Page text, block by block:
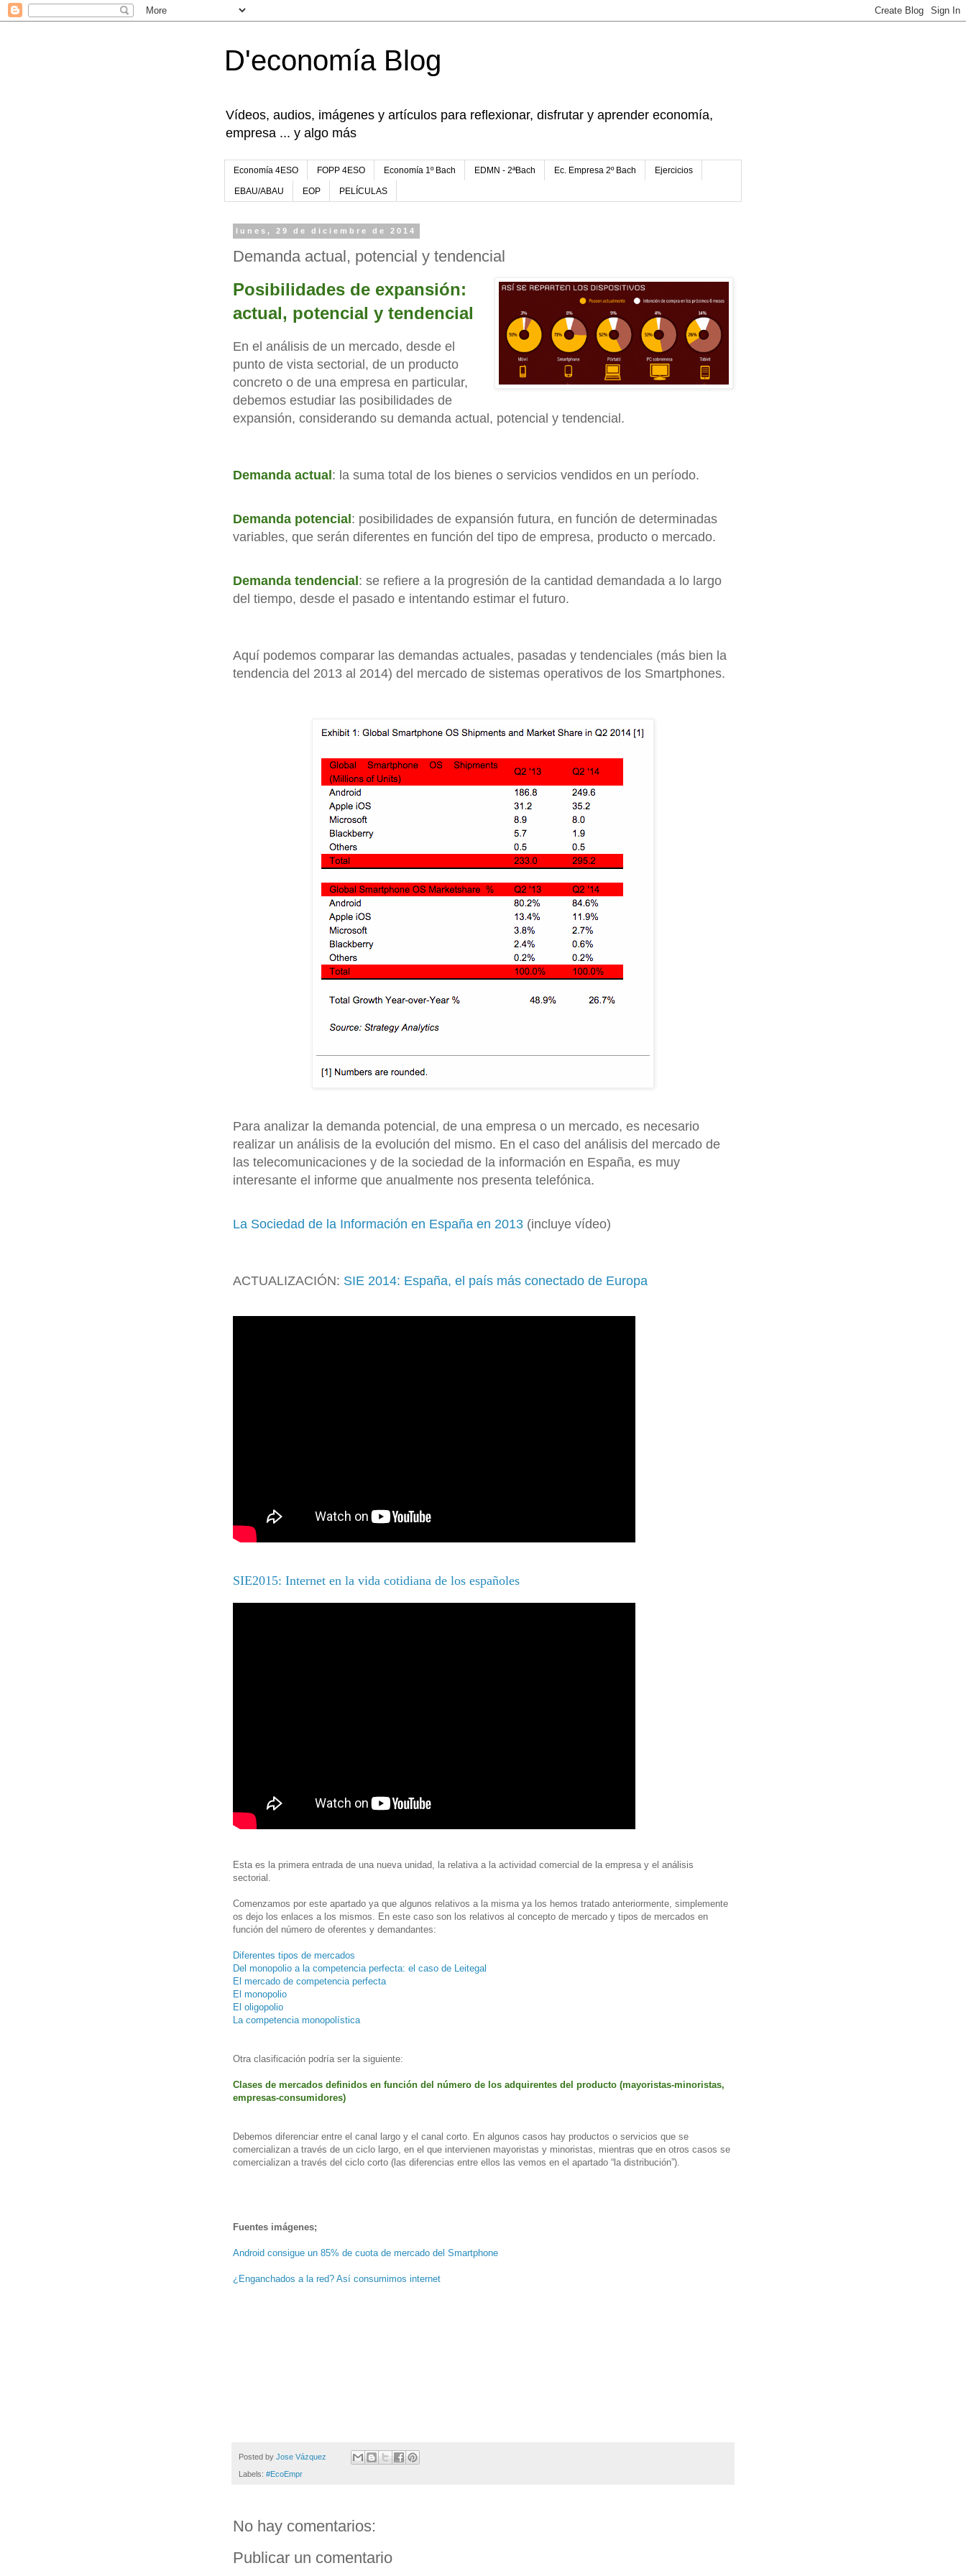
D'economía Blog
Vídeos, audios, imágenes y artículos para reflexionar, disfrutar y aprender economía,
empresa ... y algo más
Economía 4ESO FOPP 4ESO Economía 1º Bach EDMN - 2ªBach Ec. Empresa 2º Bach Ejercicios
EBAU/ABAU EOP PELÍCULAS
lunes, 29 de diciembre de 2014
Demanda actual, potencial y tendencial
Posibilidades de expansión:
actual, potencial y tendencial
En el análisis de un mercado, desde el
punto de vista sectorial, de un producto
concreto o de una empresa en particular,
debemos estudiar las posibilidades de
expansión, considerando su demanda actual, potencial y tendencial.
Demanda actual : la suma total de los bienes o servicios vendidos en un período.
Demanda potencial : posibilidades de expansión futura, en función de determinadas
variables, que serán diferentes en función del tipo de empresa, producto o mercado.
Demanda tendencial : se refiere a la progresión de la cantidad demandada a lo largo
del tiempo, desde el pasado e intentando estimar el futuro.
Aquí podemos comparar las demandas actuales, pasadas y tendenciales (más bien la
tendencia del 2013 al 2014) del mercado de sistemas operativos de los Smartphones.
Para analizar la demanda potencial, de una empresa o un mercado, es necesario
realizar un análisis de la evolución del mismo. En el caso del análisis del mercado de
las telecomunicaciones y de la sociedad de la información en España, es muy
interesante el informe que anualmente nos presenta telefónica.
La Sociedad de la Información en España en 2013 (incluye vídeo)
ACTUALIZACIÓN: SIE 2014: España, el país más conectado de Europa
SIE2015: Internet en la vida cotidiana de los españoles
Esta es la primera entrada de una nueva unidad, la relativa a la actividad comercial de la empresa y el análisis
sectorial.
Comenzamos por este apartado ya que algunos relativos a la misma ya los hemos tratado anteriormente, simplemente
os dejo los enlaces a los mismos. En este caso son los relativos al concepto de mercado y tipos de mercados en
función del número de oferentes y demandantes:
Diferentes tipos de mercados
Del monopolio a la competencia perfecta: el caso de Leitegal
El mercado de competencia perfecta
El monopolio
El oligopolio
La competencia monopolística
Otra clasificación podría ser la siguiente:
Clases de mercados definidos en función del número de los adquirentes del producto (mayoristas-minoristas,
empresas-consumidores)
Debemos diferenciar entre el canal largo y el canal corto. En algunos casos hay productos o servicios que se
comercializan a través de un ciclo largo, en el que intervienen mayoristas y minoristas, mientras que en otros casos se
comercializan a través del ciclo corto (las diferencias entre ellos las vemos en el apartado “la distribución”).
Fuentes imágenes;
Android consigue un 85% de cuota de mercado del Smartphone
¿Enganchados a la red? Así consumimos internet
Posted by Jose Vázquez
Labels: #EcoEmpr
No hay comentarios:
Publicar un comentario